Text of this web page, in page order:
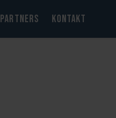
PARTNERS KONTAKT